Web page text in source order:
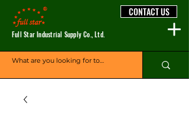
Full Star Industrial Supply Co., Ltd.
CONTACT US